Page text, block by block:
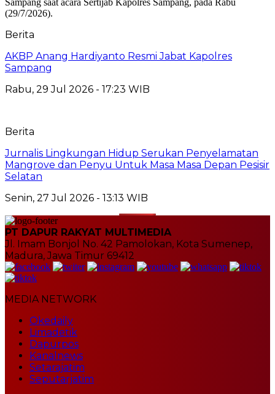
Berita
AKBP Anang Hardiyanto Resmi Jabat Kapolres
Sampang
Rabu, 29 Jul 2026 - 17:23 WIB
Berita
Jurnalis Lingkungan Hidup Serukan Penyelamatan
Mangrove dan Penyu Untuk Masa Masa Depan Pesisir
Selatan
Senin, 27 Jul 2026 - 13:13 WIB
PT DAPUR RAKYAT MULTIMEDIA
Jl. Imam Bonjol No. 42 Pamolokan, Kota Sumenep,
Madura, Jawa Timur 69412
MEDIA NETWORK
Okedaily
Limadetik
Dapurpos
Kanalnews
Setarajatim
Seputarjatim